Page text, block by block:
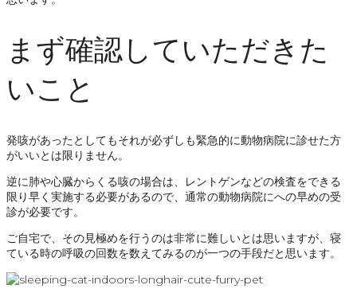
まず確認していただきた
いこと
発咳があったとしてもそれが必ずしも緊急的に動物病院に診せた方
がいいとは限りません。
逆に肺や心臓からくる咳の場合は、レントゲンなどの検査をできる
限り早く実施する必要があるので、通常の動物病院にへの早めの受
診が必要です。
ご自宅で、その見極めを行うのは非常に難しいとは思いますが、寝
ている時の呼吸の回数を数えてみるのが一つの手段だと思います。